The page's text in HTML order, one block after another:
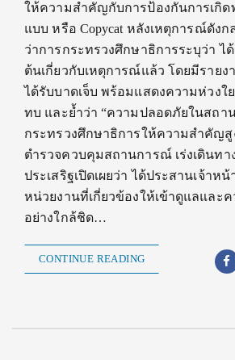
ให้ความสำคัญกับการป้องกันการเกิด
แบบ หรือ Copycat หลังเหตุการณ์ดังก
ว่าการกระทรวงศึกษาธิการระบุว่า ได้
ต้นเกี่ยวกับเหตุการณ์แล้ว โดยมีรายง
ได้รับบาดเจ็บ พร้อมแสดงความห่วงใ
ทบ และย้ำว่า “ความปลอดภัยในสถาน
กระทรวงศึกษาธิการให้ความสำคัญสู
ตำรวจควบคุมสถานการณ์ เร่งเดินท
ประเสริฐเปิดเผยว่า ได้ประสานเจ้าห
หน่วยงานที่เกี่ยวข้องให้เข้าดูแลและ
อย่างใกล้ชิด…
CONTINUE READING